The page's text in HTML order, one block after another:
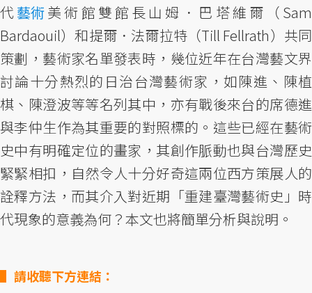
代藝術美術館雙館長山姆．巴塔維爾（Sam
Bardaouil）和提爾．法爾拉特（Till Fellrath）共同
策劃，藝術家名單發表時，幾位近年在台灣藝文界
討論十分熱烈的日治台灣藝術家，如陳進、陳植
棋、陳澄波等等名列其中，亦有戰後來台的席德進
與李仲生作為其重要的對照標的。這些已經在藝術
史中有明確定位的畫家，其創作脈動也與台灣歷史
緊緊相扣，自然令人十分好奇這兩位西方策展人的
詮釋方法，而其介入對近期「重建臺灣藝術史」時
代現象的意義為何？本文也將簡單分析與說明。
請收聽下方連結：